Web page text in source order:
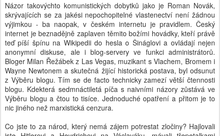
Názor takovýchto komunistických dobytků jako je Roman Novák,
skrývajících se za jakési nepochopitelné vlastenectví není žádnou
výjimkou - ba naopak, v českém internetu je pravidlem. Český
internet je beznadějně zaplaven těmito božími hovádky, kteří právě
teď píší špínu na Wikipedii do hesla o Šináglovi a ovládají nejen
anonymní diskuse, ale i blog-servery ve funkci administrátorů.
Bloger Milan Řežábek z Las Vegas, muzikant s Vlachem, Bromem i
Wayne Newtonem a skutečná žijící historická postava, byl odsunut
z Výběru blogu. Tím se de facto technicky zamezí větší čtennosti
blogu. Kdekterá sedmnáctiletá píča s naivními názory zůstává ve
Výběru blogu a čtou to tisíce. Jednoduché opatření a přitom je to
nic jiného než marxistická cenzura.
Co jste to za národ, který nemá zájem potrestat zločiny? Hajlovali